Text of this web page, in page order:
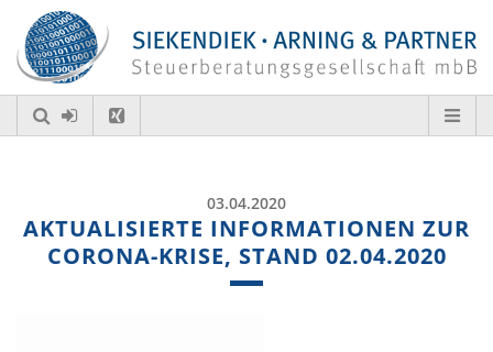
03.04.2020
AKTUALISIERTE INFORMATIONEN ZUR
CORONA-KRISE, STAND 02.04.2020